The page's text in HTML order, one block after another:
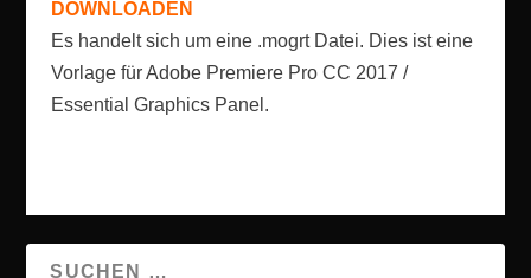
DOWNLOADEN
Es handelt sich um eine .mogrt Datei. Dies ist eine
Vorlage für Adobe Premiere Pro CC 2017 /
Essential Graphics Panel.